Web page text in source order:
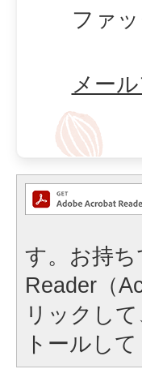
ファッ
メー
す。お持
Reader（
リックし
トールして